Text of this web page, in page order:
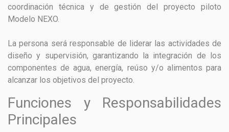
coordinación técnica y de gestión del proyecto piloto
Modelo NEXO.
La persona será responsable de liderar las actividades de
diseño y supervisión, garantizando la integración de los
componentes de agua, energía, reúso y/o alimentos para
alcanzar los objetivos del proyecto.
Funciones y Responsabilidades
Principales